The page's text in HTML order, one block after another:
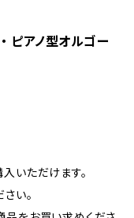
ピアノ型オルゴー
いただけます。
い。